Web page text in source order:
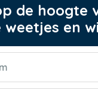
de hoogte
en